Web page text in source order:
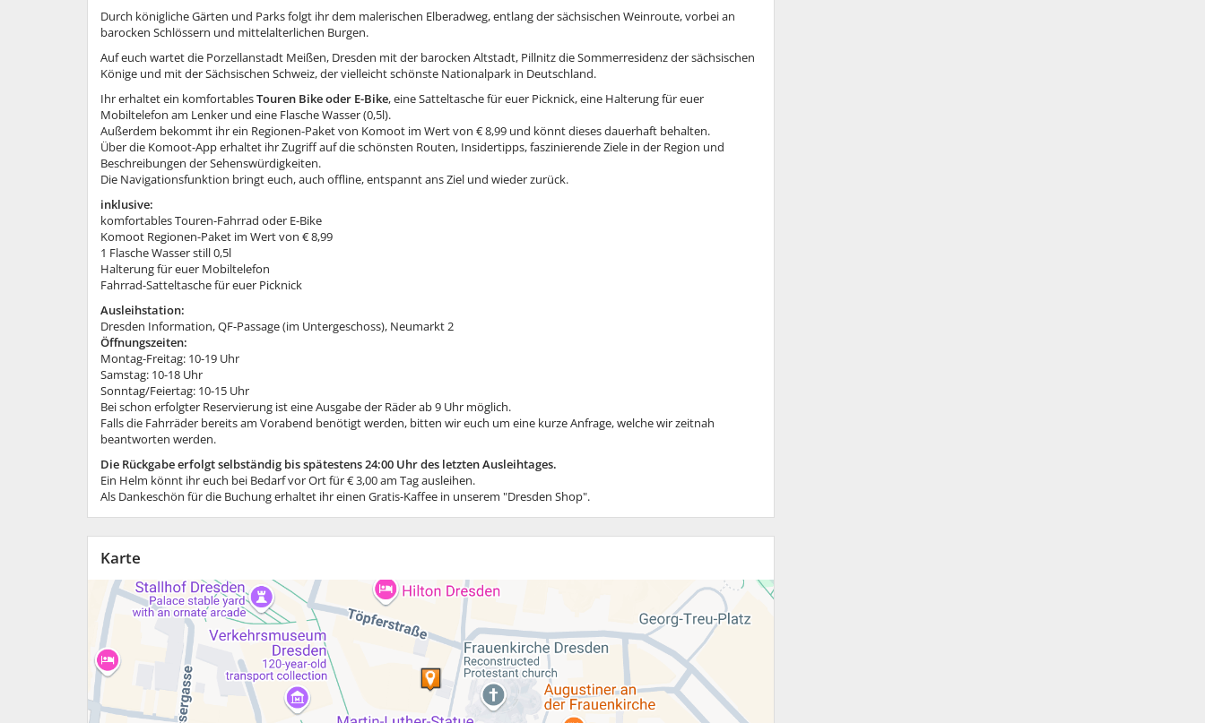
Durch königliche Gärten und Parks folgt ihr dem malerischen Elberadweg, entlang der sächsischen Weinroute, vorbei an
barocken Schlössern und mittelalterlichen Burgen.
Auf euch wartet die Porzellanstadt Meißen, Dresden mit der barocken Altstadt, Pillnitz die Sommerresidenz der sächsischen
Könige und mit der Sächsischen Schweiz, der vielleicht schönste Nationalpark in Deutschland.
Ihr erhaltet ein komfortablesTouren Bike oder E-Bike, eine Satteltasche für euer Picknick, eine Halterung für euer
Mobiltelefon am Lenker und eine Flasche Wasser (0,5l).
Außerdem bekommt ihr ein Regionen-Paket von Komoot im Wert von € 8,99 und könnt dieses dauerhaft behalten.
Über die Komoot-App erhaltet ihr Zugriff auf die schönsten Routen, Insidertipps, faszinierende Ziele in der Region und
Beschreibungen der Sehenswürdigkeiten.
Die Navigationsfunktion bringt euch, auch offline, entspannt ans Ziel und wieder zurück.
inklusive:
komfortables Touren-Fahrrad oder E-Bike
Komoot Regionen-Paket im Wert von € 8,99
1 Flasche Wasser still 0,5l
Halterung für euer Mobiltelefon
Fahrrad-Satteltasche für euer Picknick
Ausleihstation:
Dresden Information, QF-Passage (im Untergeschoss), Neumarkt 2
Öffnungszeiten:
Montag-Freitag: 10-19 Uhr
Samstag: 10-18 Uhr
Sonntag/Feiertag: 10-15 Uhr
Bei schon erfolgter Reservierung ist eine Ausgabe der Räder ab 9 Uhr möglich.
Falls die Fahrräder bereits am Vorabend benötigt werden, bitten wir euch um eine kurze Anfrage, welche wir zeitnah
beantworten werden.
Die Rückgabe erfolgt selbständig bis spätestens 24:00 Uhr des letzten Ausleihtages.
Ein Helm könnt ihr euch bei Bedarf vor Ort für € 3,00 am Tag ausleihen.
Als Dankeschön für die Buchung erhaltet ihr einen Gratis-Kaffee in unserem "Dresden Shop".
Karte